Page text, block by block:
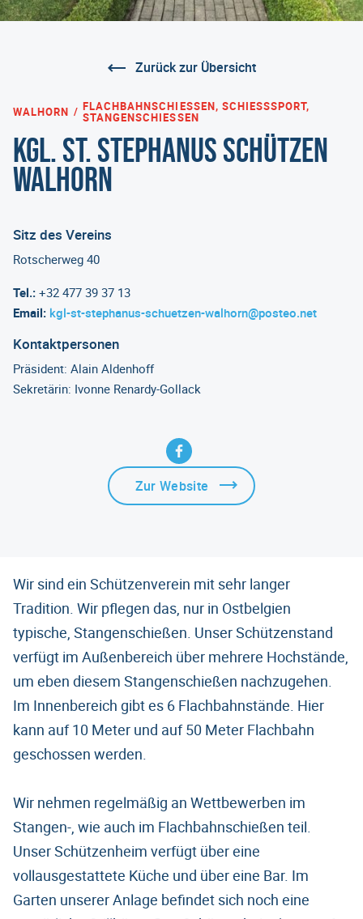
Zurück zur Übersicht
WALHORN FLACHBAHNSCHIESSEN, SCHIESSSPORT, ST
ANGENSCHIESSEN
Kgl. St. Stephanus Schützen
Walhorn
Sitz des Vereins
Rotscherweg 40
Tel.: +32 477 39 37 13
Email: kgl-st-stephanus-schuetzen-walhorn@posteo.net
Kontaktpersonen
Präsident: Alain Aldenhoff
Sekretärin: Ivonne Renardy-Gollack
Zur Website
Wir sind ein Schützenverein mit sehr langer
Tradition. Wir pflegen das, nur in Ostbelgien
typische, Stangenschießen. Unser Schützenstand
verfügt im Außenbereich über mehrere Hochstände,
um eben diesem Stangenschießen nachzugehen.
Im Innenbereich gibt es 6 Flachbahnstände. Hier
kann auf 10 Meter und auf 50 Meter Flachbahn
geschossen werden.
Wir nehmen regelmäßig an Wettbewerben im
Stangen-, wie auch im Flachbahnschießen teil.
Unser Schützenheim verfügt über eine
vollausgestattete Küche und über eine Bar. Im
Garten unserer Anlage befindet sich noch eine